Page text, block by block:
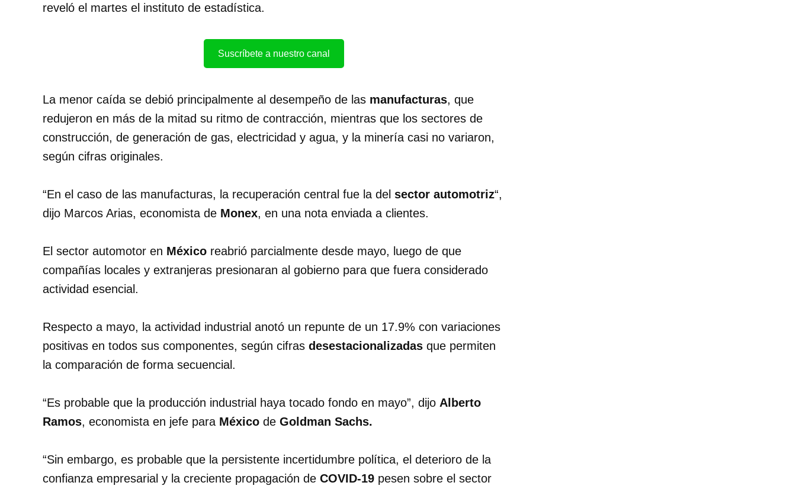
reveló el martes el instituto de estadística.
Suscríbete a nuestro canal
La menor caída se debió principalmente al desempeño de las manufacturas, que
redujeron en más de la mitad su ritmo de contracción, mientras que los sectores de
construcción, de generación de gas, electricidad y agua, y la minería casi no variaron,
según cifras originales.
“En el caso de las manufacturas, la recuperación central fue la del sector automotriz“,
dijo Marcos Arias, economista de Monex, en una nota enviada a clientes.
El sector automotor en México reabrió parcialmente desde mayo, luego de que
compañías locales y extranjeras presionaran al gobierno para que fuera considerado
actividad esencial.
Respecto a mayo, la actividad industrial anotó un repunte de un 17.9% con variaciones
positivas en todos sus componentes, según cifras desestacionalizadas que permiten
la comparación de forma secuencial.
“Es probable que la producción industrial haya tocado fondo en mayo”, dijo Alberto
Ramos, economista en jefe para México de Goldman Sachs.
“Sin embargo, es probable que la persistente incertidumbre política, el deterioro de la
confianza empresarial y la creciente propagación de COVID-19 pesen sobre el sector